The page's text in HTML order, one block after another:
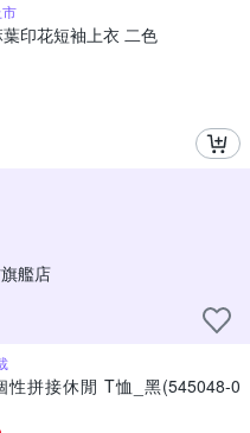
葉印花短袖上衣 二色
艦店
性拼接休閒 T恤_黑(545048-0